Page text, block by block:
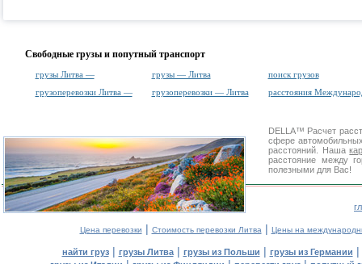
Свободные грузы и попутный транспорт
грузы Литва — грузы — Литва
поиск грузов
грузоперевозки Литва —
грузоперевозки — Литва расстояния
DELLA™ Расчет
сфере
расстояний. Наша
расстояние между
полезными для Вас!
Цена перевозки | Стоимость перевозки Литва | Цены на
найти груз| грузы Литва| грузы из Польши | грузы из Германии |